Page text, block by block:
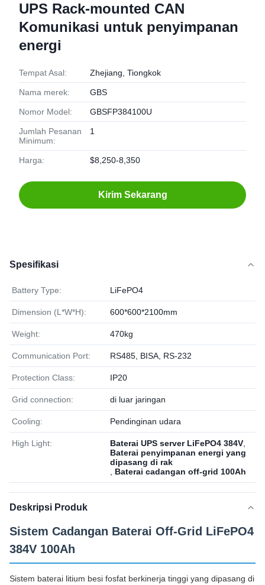
UPS Rack-mounted CAN
Komunikasi untuk penyimpanan
energi
Tempat Asal: Zhejiang, Tiongkok
Nama merek: GBS
Nomor Model: GBSFP384100U
Jumlah Pesanan
Minimum:
1
Harga: $8,250-8,350
Kirim Sekarang
Spesifikasi
Battery Type: LiFePO4
Dimension (L*W*H): 600*600*2100mm
Weight: 470kg
Communication Port: RS485, BISA, RS-232
Protection Class: IP20
Grid connection: di luar jaringan
Cooling: Pendinginan udara
High Light: Baterai UPS server LiFePO4 384V
Baterai penyimpanan energi yang
dipasang di rak
Baterai cadangan off-grid 100Ah
Deskripsi Produk
Sistem Cadangan Baterai Off-Grid LiFePO4
384V 100Ah
Sistem baterai litium besi fosfat berkinerja tinggi yang dipasang di